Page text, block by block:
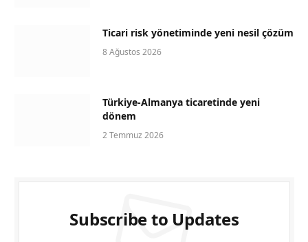
Ticari risk yönetiminde yeni nesil çözüm
8 Ağustos 2026
Türkiye-Almanya ticaretinde yeni
dönem
2 Temmuz 2026
Subscribe to Updates